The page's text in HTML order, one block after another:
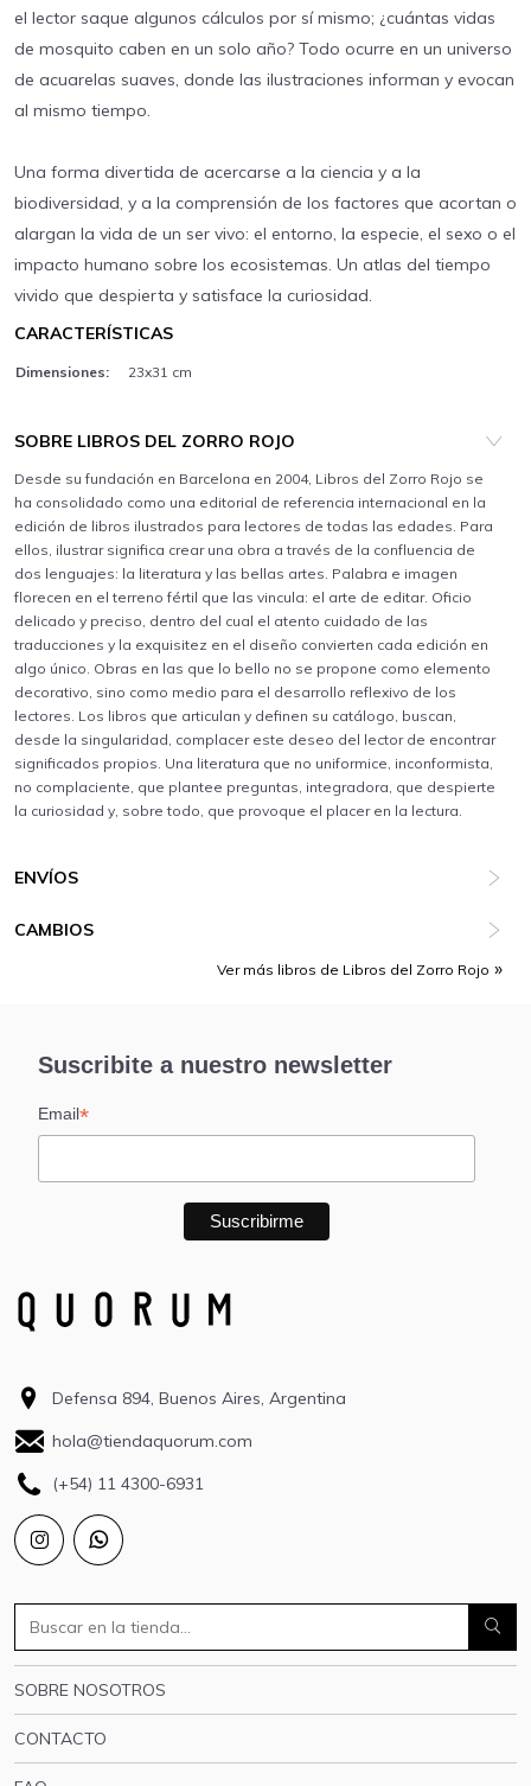
el lector saque algunos cálculos por sí mismo; ¿cuántas vidas
de mosquito caben en un solo año? Todo ocurre en un universo
de acuarelas suaves, donde las ilustraciones informan y evocan
al mismo tiempo.
Una forma divertida de acercarse a la ciencia y a la
biodiversidad, y a la comprensión de los factores que acortan o
alargan la vida de un ser vivo: el entorno, la especie, el sexo o el
impacto humano sobre los ecosistemas. Un atlas del tiempo
vivido que despierta y satisface la curiosidad.
CARACTERÍSTICAS
Dimensiones: 23x31 cm
SOBRE LIBROS DEL ZORRO ROJO
Desde su fundación en Barcelona en 2004, Libros del Zorro Rojo se
ha consolidado como una editorial de referencia internacional en la
edición de libros ilustrados para lectores de todas las edades. Para
ellos, ilustrar significa crear una obra a través de la confluencia de
dos lenguajes: la literatura y las bellas artes. Palabra e imagen
florecen en el terreno fértil que las vincula: el arte de editar. Oficio
delicado y preciso, dentro del cual el atento cuidado de las
traducciones y la exquisitez en el diseño convierten cada edición en
algo único. Obras en las que lo bello no se propone como elemento
decorativo, sino como medio para el desarrollo reflexivo de los
lectores. Los libros que articulan y definen su catálogo, buscan,
desde la singularidad, complacer este deseo del lector de encontrar
significados propios. Una literatura que no uniformice, inconformista,
no complaciente, que plantee preguntas, integradora, que despierte
la curiosidad y, sobre todo, que provoque el placer en la lectura.
ENVÍOS
CAMBIOS
Ver más libros de Libros del Zorro Rojo
Suscribite a nuestro newsletter
Email*
Defensa 894, Buenos Aires, Argentina
hola@tiendaquorum.com
(+54) 11 4300-6931
SOBRE NOSOTROS
CONTACTO